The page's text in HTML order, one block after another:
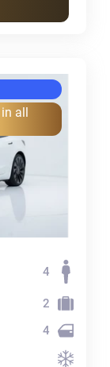
all
4
2
4